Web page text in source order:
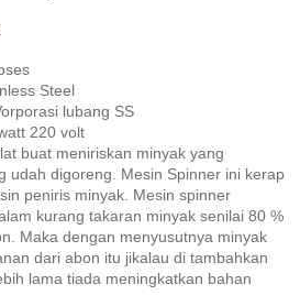
Steel
lubang SS
220 volt
buat meniriskan minyak yang
udah digoreng. Mesin Spinner ini kerap
peniris minyak. Mesin spinner
kurang takaran minyak senilai 80 %
Maka dengan menyusutnya minyak
dari abon itu jikalau di tambahkan
lama tiada meningkatkan bahan